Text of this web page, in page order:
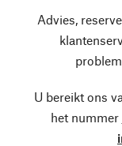
Advies,
U bereikt ons
het nummer